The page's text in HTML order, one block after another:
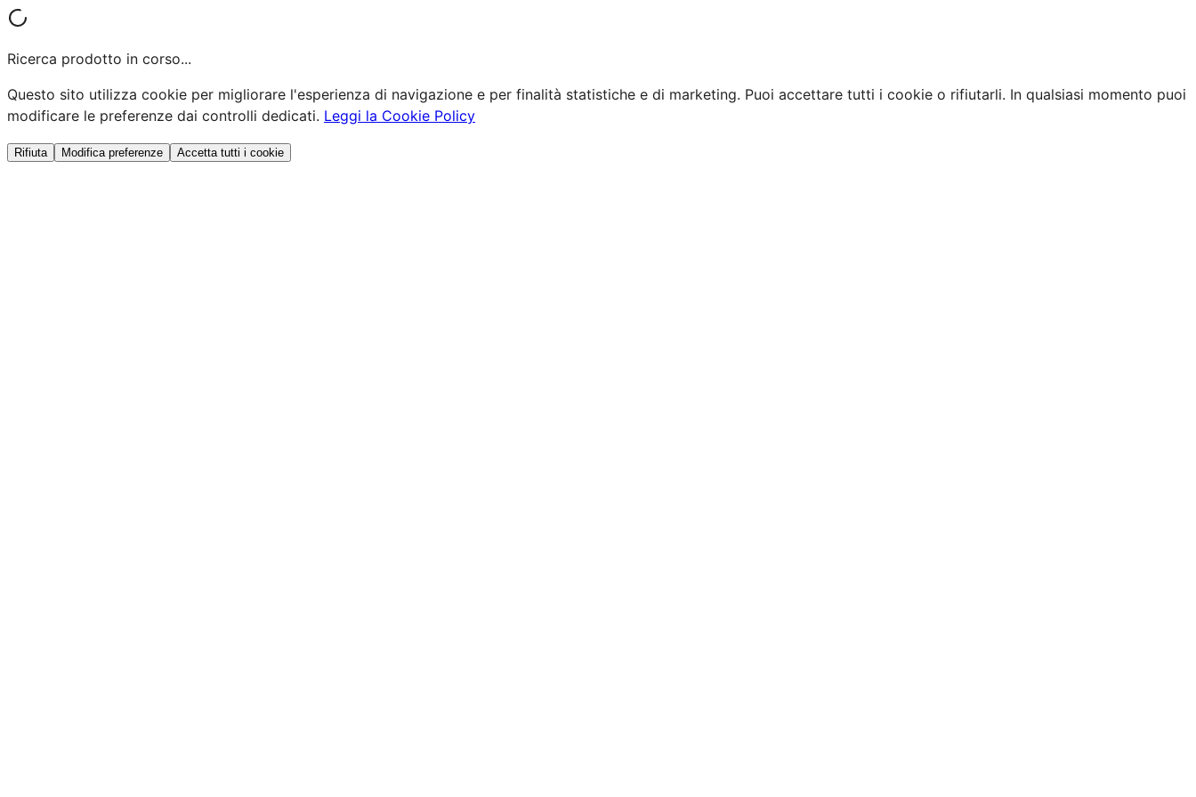
Ricerca prodotto in corso...
Questo sito utilizza cookie per migliorare l'esperienza di navigazione e per finalità statistiche e di marketing. Puoi accettare tutti i cookie o rifiutarli. In qualsiasi momento puoi
modificare le preferenze dai controlli dedicati. Leggi la Cookie Policy
Rifiuta Modifica preferenze Accetta tutti i cookie